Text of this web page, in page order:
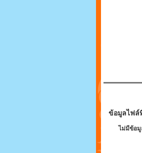
ข้อมูลไฟล์
ไม่มีข้อมู